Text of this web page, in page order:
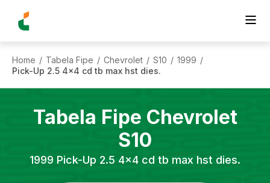
Home / Tabela Fipe / Chevrolet / S10 / 1999 /
Pick-Up 2.5 4x4 cd tb max hst dies.
Tabela Fipe Chevrolet
S10
1999 Pick-Up 2.5 4x4 cd tb max hst dies.